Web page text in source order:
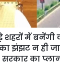
शहरों में बनेंगी
झंझट न ही
सरकार का